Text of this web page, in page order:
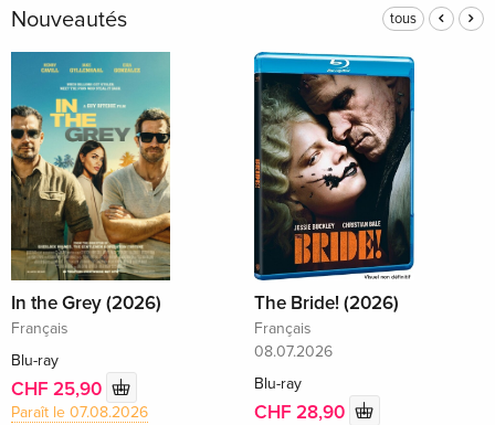
Nouveautés tous
In the Grey (2026)
Français
Blu-ray
CHF 25,90
Paraît le 07.08.2026
The Bride! (2026)
Français
08.07.2026
Blu-ray
CHF 28,90